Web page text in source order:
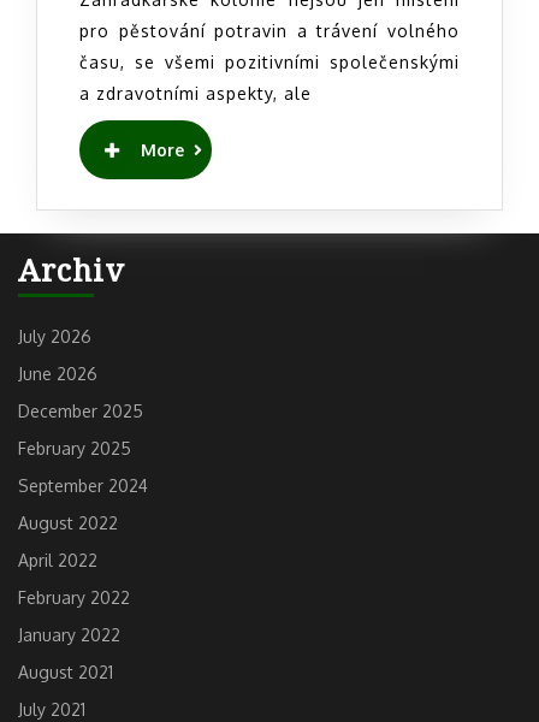
kolonií
pro pěstování potravin a trávení volného
času, se všemi pozitivními společenskými
a zdravotními aspekty, ale
More
READ
MORE
Archiv
July 2026
June 2026
December 2025
February 2025
September 2024
August 2022
April 2022
February 2022
January 2022
August 2021
July 2021